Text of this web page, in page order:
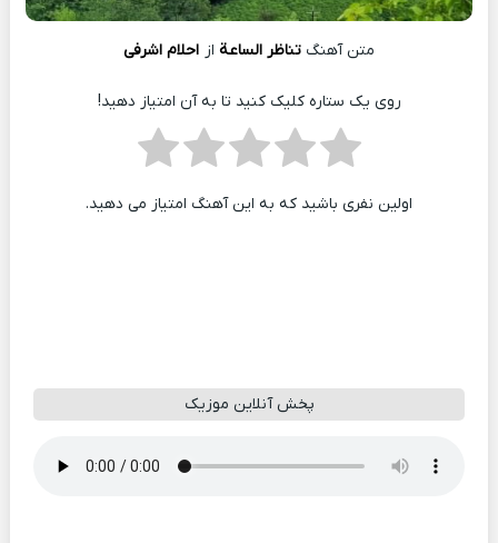
متن آهنگ تناظر الساعة از احلام اشرفی
روی یک ستاره کلیک کنید تا به آن امتیاز دهید!
اولین نفری باشید که به این آهنگ امتیاز می دهید.
پخش آنلاین موزیک